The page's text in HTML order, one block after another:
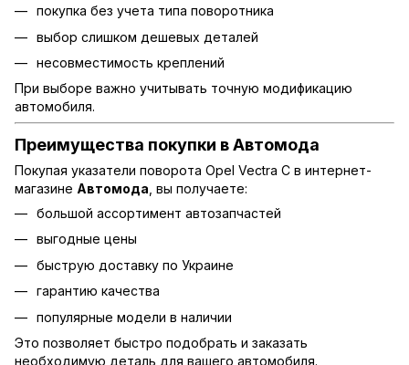
покупка без учета типа поворотника
выбор слишком дешевых деталей
несовместимость креплений
При выборе важно учитывать точную модификацию
автомобиля.
Преимущества покупки в Автомода
Покупая указатели поворота Opel Vectra C в интернет-
магазине Автомода , вы получаете:
большой ассортимент автозапчастей
выгодные цены
быструю доставку по Украине
гарантию качества
популярные модели в наличии
Это позволяет быстро подобрать и заказать
необходимую деталь для вашего автомобиля.